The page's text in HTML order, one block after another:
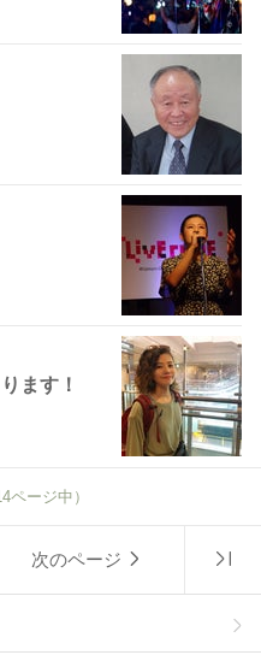
ます！
ページ中）
次のページ